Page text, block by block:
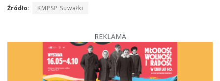
Źródło: KMPSP Suwałki
REKLAMA